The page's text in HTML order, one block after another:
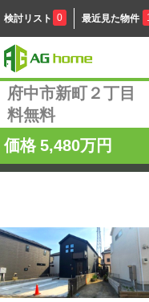
検討リスト 0 最近見た物件
府中市新町２丁
料無料
価格 5,480万円